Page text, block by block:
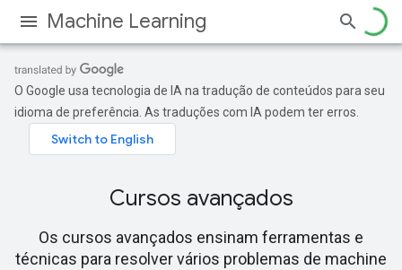
Machine Learning
O Google usa tecnologia de IA na tradução de conteúdos para seu
idioma de preferência. As traduções com IA podem ter erros.
Cursos avançados
Os cursos avançados ensinam ferramentas e
técnicas para resolver vários problemas de machine